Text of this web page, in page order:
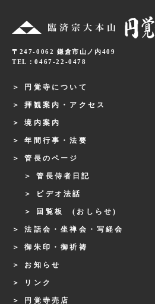
〒247-0062 鎌倉市山ノ内409
TEL：0467-22-0478
円覚寺について
拝観案内・アクセス
境内案内
年間行事・法要
管長のページ
管長侍者日記
ビデオ法話
回覧板 (おしらせ)
法話会・坐禅会・写経会
御朱印・御祈祷
お知らせ
リンク
円覚寺売店